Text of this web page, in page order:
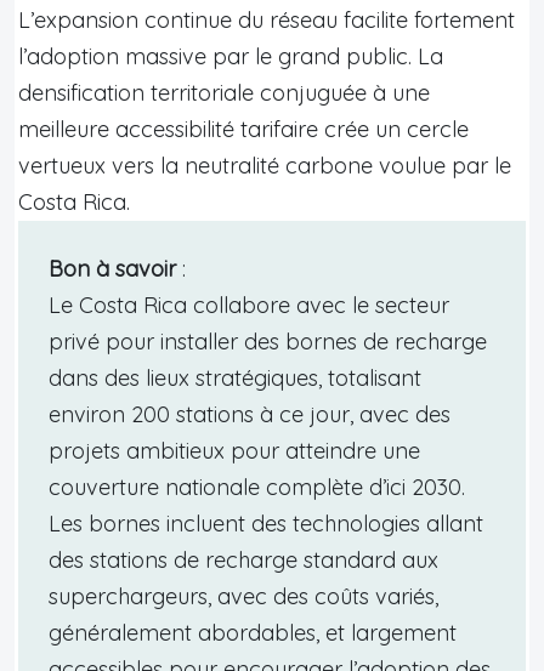
L’expansion continue du réseau facilite fortement
l’adoption massive par le grand public. La
densification territoriale conjuguée à une
meilleure accessibilité tarifaire crée un cercle
vertueux vers la neutralité carbone voulue par le
Costa Rica.
Bon à savoir:
Le Costa Rica collabore avec le secteur
privé pour installer des bornes de recharge
dans des lieux stratégiques, totalisant
environ 200 stations à ce jour, avec des
projets ambitieux pour atteindre une
couverture nationale complète d’ici 2030.
Les bornes incluent des technologies allant
des stations de recharge standard aux
superchargeurs, avec des coûts variés,
généralement abordables, et largement